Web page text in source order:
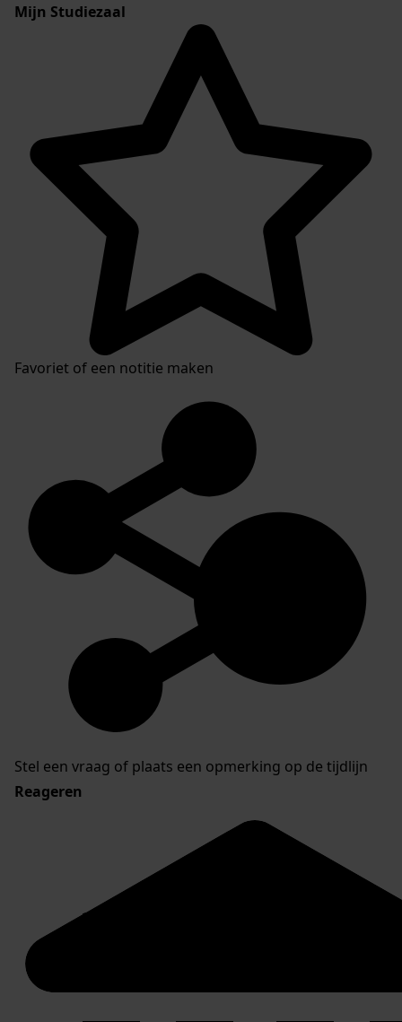
Mijn Studiezaal
Favoriet of een notitie maken
Stel een vraag of plaats een opmerking op de tijdlijn
Reageren